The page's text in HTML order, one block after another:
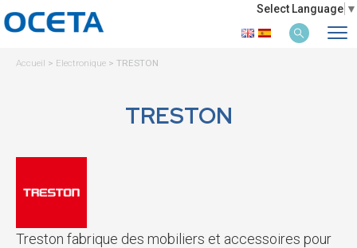
Select Language ▼
Accueil > Electronique > TRESTON
TRESTON
Treston fabrique des mobiliers et accessoires pour